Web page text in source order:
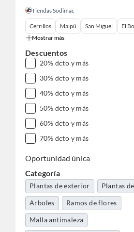
Tiendas Sodimac
Cerrillos Maipú San Miguel
El
Mostrar más
Descuentos
20% dcto y más
30% dcto y más
40% dcto y más
50% dcto y más
60% dcto y más
70% dcto y más
Oportunidad única
Categoría
Plantas de exterior Plantas
Arboles Ramos de flores
Malla antimaleza